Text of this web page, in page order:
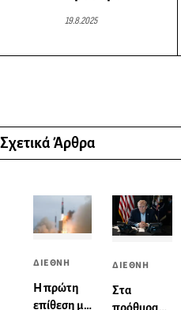
19.8.2025
Σχετικά Άρθρα
ΔΙΕΘΝΗ
Η πρώτη
επίθεση με
ΔΙΕΘΝΗ
Στα
πρόθυρα